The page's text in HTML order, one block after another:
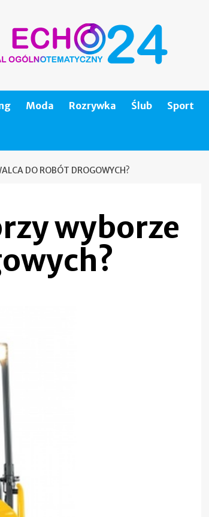
Moda Rozrywka Ślub Sport
DO ROBÓT DROGOWYCH?
wyborze